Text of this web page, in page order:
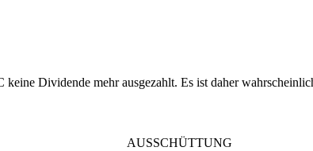
Dividende mehr ausgezahlt. Es ist daher
AUSSCHÜTTUNG